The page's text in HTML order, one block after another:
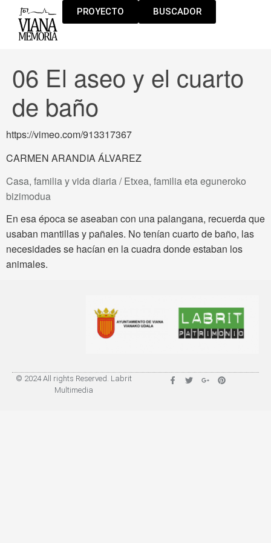
PROYECTO BUSCADOR
06 El aseo y el cuarto
de baño
https://vimeo.com/913317367
CARMEN ARANDIA ÁLVAREZ
Casa, familia y vida diaria / Etxea, familia eta eguneroko
bizimodua
En esa época se aseaban con una palangana, recuerda que
usaban mantillas y pañales. No tenían cuarto de baño, las
necesidades se hacían en la cuadra donde estaban los
animales.
© 2024 All rights Reserved. Labrit
Multimedia